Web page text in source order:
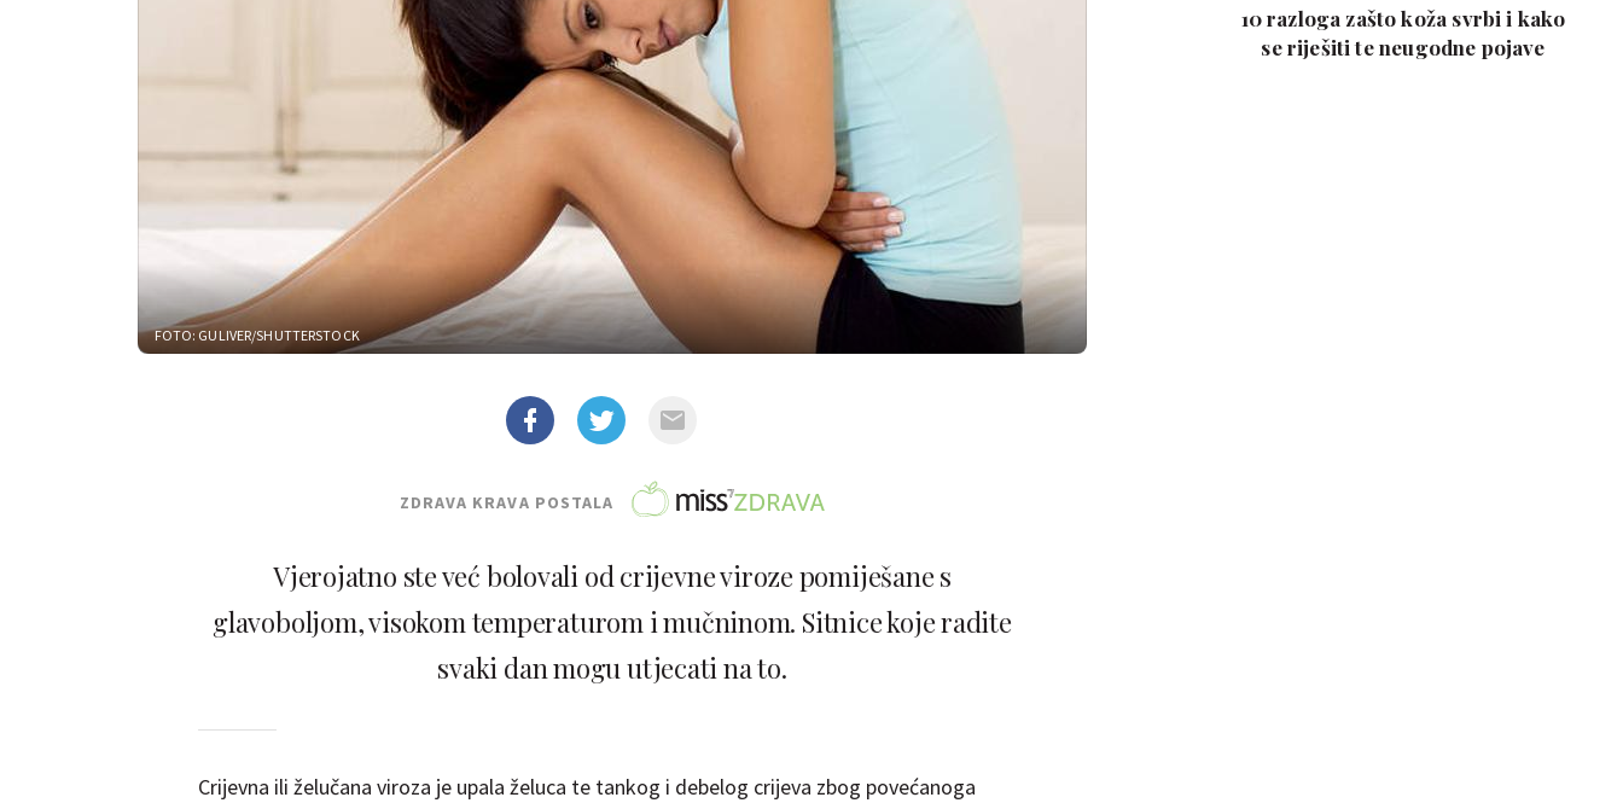
FOTO: GULIVER/SHUTTERSTOCK
ZDRAVA KRAVA POSTALA
Vjerojatno ste već bolovali od crijevne viroze pomiješane s
glavoboljom, visokom temperaturom i mučninom. Sitnice koje radite
svaki dan mogu utjecati na to.
Crijevna ili želučana viroza je upala želuca te tankog i debelog crijeva zbog povećanoga
10 razloga zašto koža svrbi i kako
se riješiti te neugodne pojave